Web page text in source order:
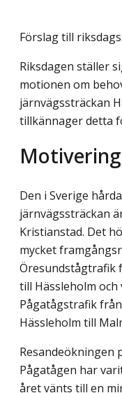
Förslag till
Riksdagen ställer
motionen om
järnvägssträckan
tillkännager detta
Motivering
Den i Sverige
järnvägssträckan
Kristianstad. Det
mycket
Öresundstågtrafik
till Hässleholm
Pågatågstrafik
Hässleholm till
Resandeökningen
Pågatågen har
året vänts till en